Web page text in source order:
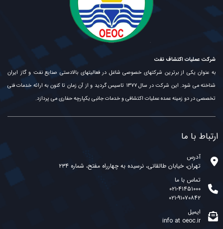
شرکت عملیات اکتشاف نفت
به عنوان یکی از برترین شرکتهای خصوصی شاغل در فعالیتهای بالادستی صنایع نفت و گاز ایران
شناخته می شود. این شرکت در سال ۱۳۷۷ تاسیس گردید و از آن زمان تا کنون به ارائه خدمات فنی
تخصصی در دو زمینه عمده عملیات اکتشافی و خدمات جانبی یکپارچه حفاری می پردازد.
ارتباط با ما
آدرس
تهران، خیابان طالقانی، نرسیده به چهارراه مفتح، شماره ۲۳۴
تماس با ما
۰۲۱-۴۱۴۵۱۰۰۰
۰۲۱-۹۱۰۷۰۸۴۲
ایمیل
info at oeoc.ir